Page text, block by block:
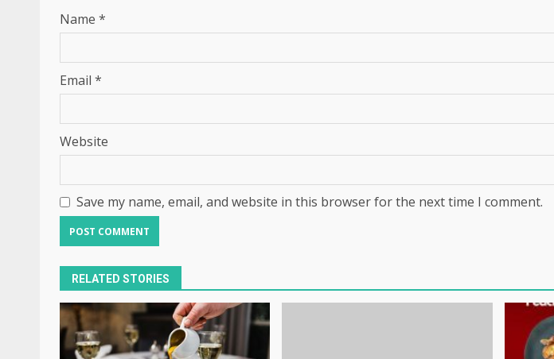
Name *
Email *
Website
Save my name, email, and website in this browser for the next time I comment.
RELATED STORIES